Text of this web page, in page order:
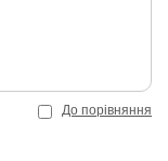
До порівняння